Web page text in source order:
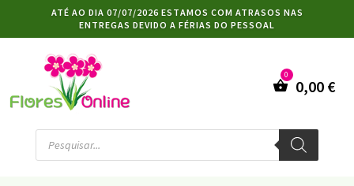
ATÉ AO DIA 07/07/2026 ESTAMOS COM ATRASOS NAS
ENTREGAS DEVIDO A FÉRIAS DO PESSOAL
0,00 €
Products
search